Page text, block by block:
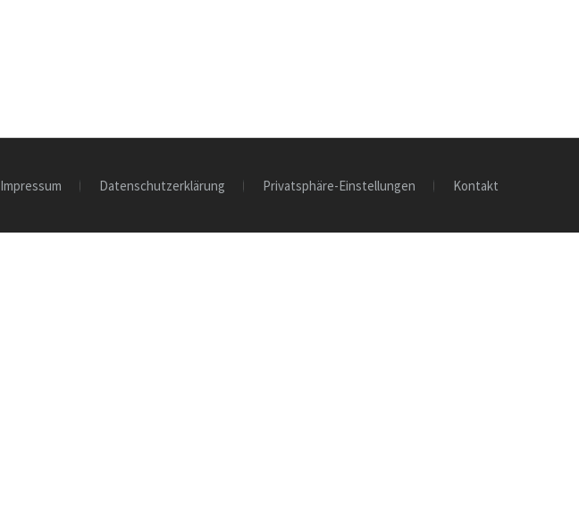
Impressum Datenschutzerklärung Privatsphäre-Einstellungen Kontakt